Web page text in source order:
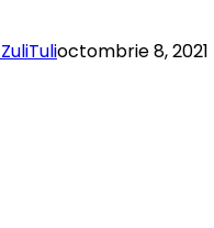
octombrie 8, 2021